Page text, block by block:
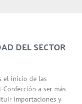
DEL SECTOR
el inicio de las
a ser más
importaciones y